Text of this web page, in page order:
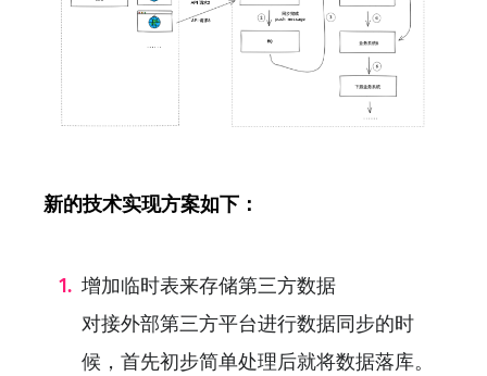
新的技术实现方案如下：
增加临时表来存储第三方数据
对接外部第三方平台进行数据同步的时
候，首先初步简单处理后就将数据落库。